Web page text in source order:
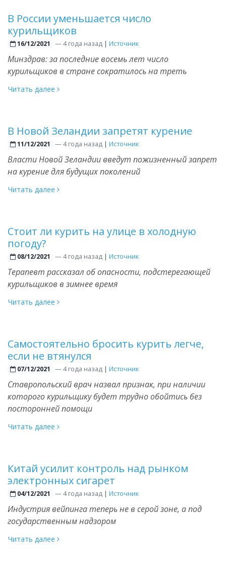
В России уменьшается число
курильщиков
16/12/2021 —4 года назад | Источник
Минздрав: за последние восемь лет число
курильщиков в стране сократилось на треть
Читать далее
В Новой Зеландии запретят курение
11/12/2021 —4 года назад | Источник
Власти Новой Зеландии введут пожизненный запрет
на курение для будущих поколений
Читать далее
Стоит ли курить на улице в холодную
погоду?
08/12/2021 —4 года назад | Источник
Терапевт рассказал об опасности, подстерегающей
курильщиков в зимнее время
Читать далее
Самостоятельно бросить курить легче,
если не втянулся
07/12/2021 —4 года назад | Источник
Ставропольский врач назвал признак, при наличии
которого курильщику будет трудно обойтись без
посторонней помощи
Читать далее
Китай усилит контроль над рынком
электронных сигарет
04/12/2021 —4 года назад | Источник
Индустрия вейпинга теперь не в серой зоне, а под
государственным надзором
Читать далее